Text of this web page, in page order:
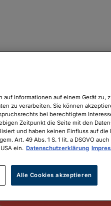
Informationen auf einem Gerät zu,
zu verarbeiten. Sie können
bei berechtigtem
Zeitpunkt die Seite mit den
und haben keinen Einfluss auf die
Art. 49 Abs. 1 S. 1 lit. a DSGVO auch
ein. Datenschutzerklärung
Alle Cookies akzeptieren